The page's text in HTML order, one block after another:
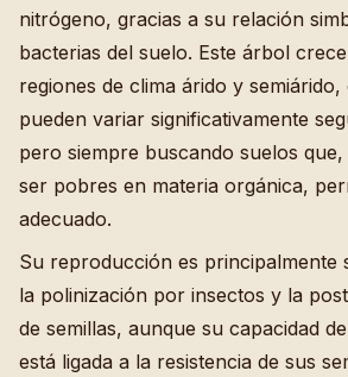
nitrógeno, gracias a su relación
bacterias del suelo. Este árbol
regiones de clima árido y
pueden variar significativamente
pero siempre buscando suelos
ser pobres en materia orgánica,
adecuado.
Su reproducción es principalmente
la polinización por insectos y la
de semillas, aunque su capacidad
está ligada a la resistencia de sus